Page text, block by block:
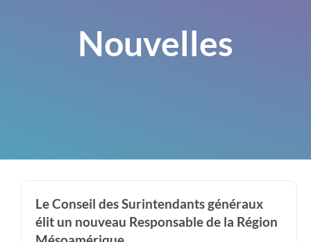
Nouvelles
Le Conseil des Surintendants généraux
élit un nouveau Responsable de la Région